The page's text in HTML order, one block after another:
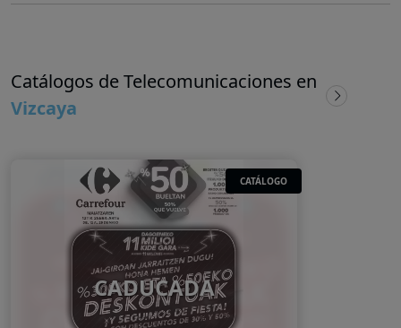
Catálogos de Telecomunicaciones en
Vizcaya
CATÁLOGO
CADUCADA